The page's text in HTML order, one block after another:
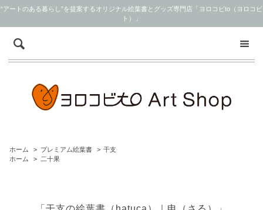
“アートのある暮らし”を提案するオリジナル絵葉書とグッズ専門店「ヨロコビto（ヨロコビ
ト）」
ホーム > プレミアム絵葉書 > 干支
ホーム
> 二十果